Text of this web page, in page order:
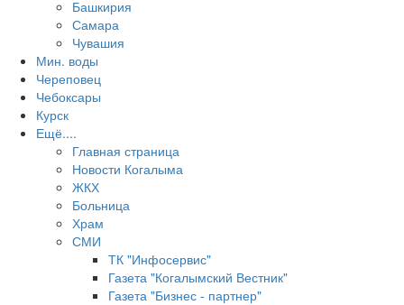
Башкирия
Самара
Чувашия
Мин. воды
Череповец
Чебоксары
Курск
Ещё....
Главная страница
Новости Когалыма
ЖКХ
Больница
Храм
СМИ
ТК "Инфосервис"
Газета "Когалымский Вестник"
Газета "Бизнес - партнер"